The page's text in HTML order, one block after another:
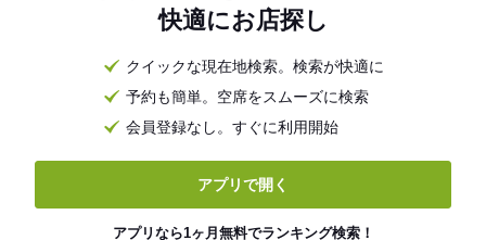
快適にお店探し
クイックな現在地検索。検索が快適に
予約も簡単。空席をスムーズに検索
会員登録なし。すぐに利用開始
アプリで開く
アプリなら1ヶ月無料でランキング検索！